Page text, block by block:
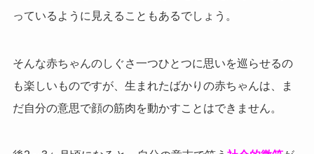
っているように見えることもあるでしょう。
そんな赤ちゃんのしぐさ一つひとつに思いを巡らせるの
も楽しいものですが、生まれたばかりの赤ちゃんは、ま
だ自分の意思で顔の筋肉を動かすことはできません。